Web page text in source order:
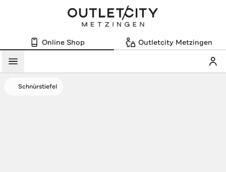
Online Shop Outletcity Metzingen
Menü
Schnürstiefel